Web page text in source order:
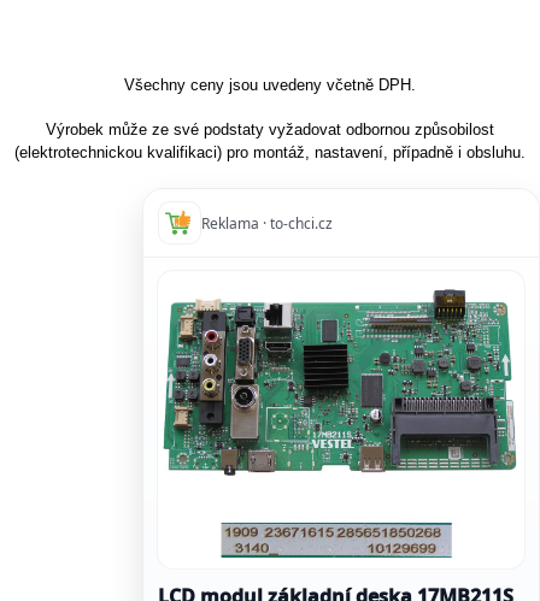
Všechny ceny jsou uvedeny včetně DPH.
Výrobek může ze své podstaty vyžadovat odbornou způsobilost
(elektrotechnickou kvalifikaci) pro montáž, nastavení, případně i obsluhu.
Reklama · to-chci.cz